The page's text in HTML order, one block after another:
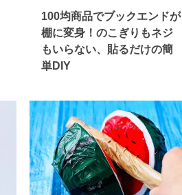
100均商品でブックエンドが
棚に変身！のこぎりもネジ
もいらない、貼るだけの簡
単DIY